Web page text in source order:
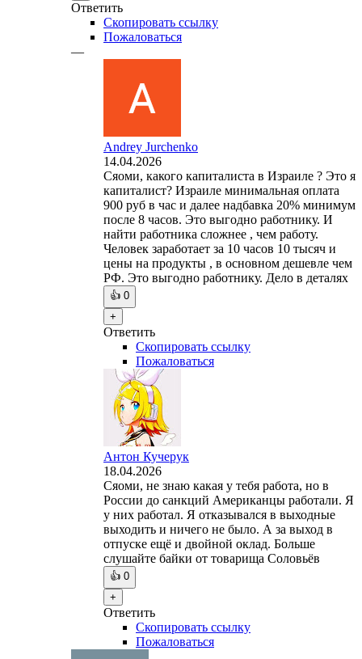
Ответить
Скопировать ссылку
Пожаловаться
—
Andrey Jurchenko
14.04.2026
Сяоми, какого капиталиста в Израиле ? Это я
капиталист? Израиле минимальная оплата
900 руб в час и далее надбавка 20% минимум
после 8 часов. Это выгодно работнику. И
найти работника сложнее , чем работу.
Человек заработает за 10 часов 10 тысяч и
цены на продукты , в основном дешевле чем
РФ. Это выгодно работнику. Дело в деталях
👍 0
+
Ответить
Скопировать ссылку
Пожаловаться
Антон Кучерук
18.04.2026
Сяоми, не знаю какая у тебя работа, но в
России до санкций Американцы работали. Я
у них работал. Я отказывался в выходные
выходить и ничего не было. А за выход в
отпуске ещё и двойной оклад. Больше
слушайте байки от товарища Соловьёв
👍 0
+
Ответить
Скопировать ссылку
Пожаловаться